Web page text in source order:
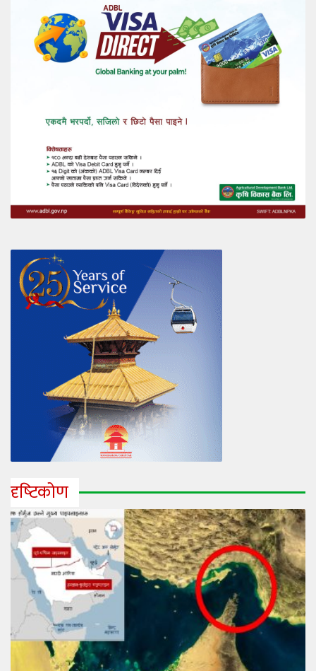
दृष्‍टिकोण